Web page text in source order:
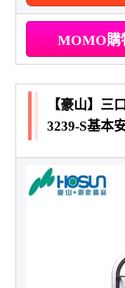
MOMO購
【豪山】三
3239-S基本